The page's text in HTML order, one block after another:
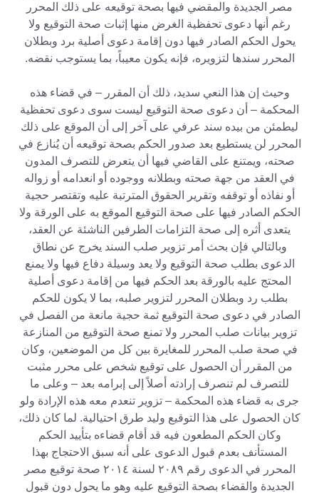
مصر الجديدة والمقضي فيها بصحة توقيعه على ذلك المحرر
رغم أنها دعوى تحفظية الغرض منها إثبات صحة التوقيع ولا
يحول الحكم الصادر فيها دون إقامة دعوى أصلية برد وبطلان
المحرر سندها لتزويره، فإنه يكون معيباً، بما يستوجب نقضه.
وحيث إن هذا النعي سديد، ذلك أن المقرر – في قضاء هذه
المحكمة – أن دعوى صحة التوقيع ليست سوى دعوى تحفظية
ليطمئن من بيده سند عرفي على آخر إلى أن الموقع على ذلك
المحرر لن يستطيع بعد صدور الحكم بصحة توقيعه أن يُنازع في
صحته، ويمتنع على القاضي فيها أن يتعرض للتصرف المدون
في العقد من جهة صحته وبطلانه ووجوده أو انعدامه أو زواله
أو نفاذه أو توقفه وتقرير الحقوق المترتبة عليه وتقتصر حجية
الحكم الصادر فيها على صحة التوقيع الموقع به على الورقة ولا
يتعدى أثره إلى صحة التزامات الطرفين الناشئة عن العقد،
وبالتالي فإن بحث أمر تزوير صلب السند يخرج عن نطاق
الدعوى بطلب صحة التوقيع ولا يعد وسيلة دفاع فيها ولا يمنع
المحتج عليه بالورقة بعد الحكم فيها من إقامة دعوى أصلية
بطلب رد وبطلان المحرر لتزوير صلبه، بما لا يكون للحكم
الصادر في دعوى صحة التوقيع ثمة حجية مانعة من الفصل في
تزوير بيانات صلب المحرر ولا تمنع صحة التوقيع من المنازعة
في صحة صلب المحرر للمغايرة بين كل من الموضعين، وكان
من المقرر أن الحصول على توقيع شخص على محرر مثبت
للتصرف لم تنصرف إرادته أصلاً إلى إبرامه بعد – وعلى ما
جرى به قضاء هذه المحكمة – تزوير تنعدم معه هذه الإرادة ولو
كان الحصول على هذا التوقيع وليد طرق احتيالية. لما كان ذلك،
وكان الحكم المطعون فيه قد أقام قضاءه بتأييد الحكم
المستأنف بعدم قبول الدعوى على أنه سبق الاحتجاج بهذا
المحرر في الدعوى رقم ۲۰۸۹ لسنة ۲۰۱٤ صحة توقيع مصر
الجديدة والقضاء بصحة التوقيع عليه وهو ما يحول دون قبول